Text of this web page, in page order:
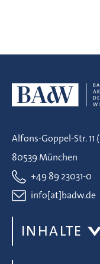
Alfons-Goppel-Str. 11
80539 München
+49 89 23031-0
info[at]badw.de
INHALTE